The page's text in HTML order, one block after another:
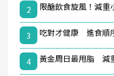
2
限醣飲食旋風！減重
3 吃對才健康 進食順
4 黃金周日最甩脂 減